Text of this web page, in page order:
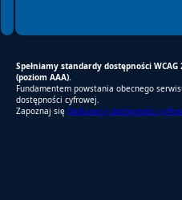
Spełniamy standardy dostępności
(poziom AAA).
Fundamentem powstania obecnego
dostępności cyfrowej.
Zapoznaj się Deklaracją dostępności